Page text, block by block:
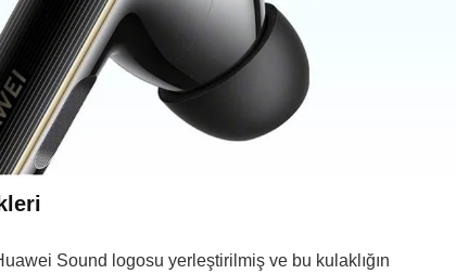
Sound logosu yerleştirilmiş ve bu kulaklığın